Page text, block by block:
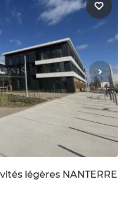
légères NANTERRE